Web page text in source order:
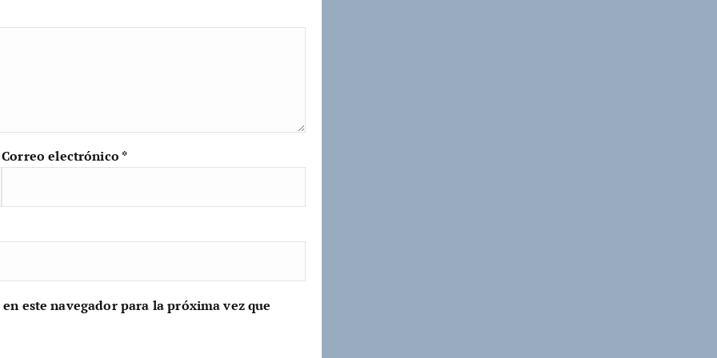
Correo electrónico *
este navegador para la próxima vez que